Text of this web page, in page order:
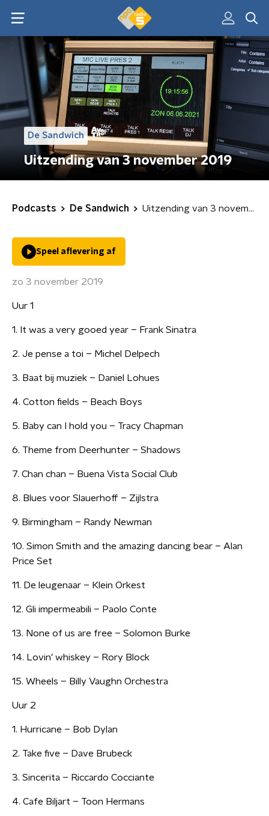
De Sandwich
Uitzending van 3 november 2019
Podcasts De Sandwich Uitzending van 3 november 2019
Speel aflevering af
zo 3 november 2019
Uur 1
1. It was a very gooed year – Frank Sinatra
2. Je pense a toi – Michel Delpech
3. Baat bij muziek – Daniel Lohues
4. Cotton fields – Beach Boys
5. Baby can I hold you – Tracy Chapman
6. Theme from Deerhunter – Shadows
7. Chan chan – Buena Vista Social Club
8. Blues voor Slauerhoff – Zijlstra
9. Birmingham – Randy Newman
10. Simon Smith and the amazing dancing bear – Alan
Price Set
11. De leugenaar – Klein Orkest
12. Gli impermeabili – Paolo Conte
13. None of us are free – Solomon Burke
14. Lovin’ whiskey – Rory Block
15. Wheels – Billy Vaughn Orchestra
Uur 2
1. Hurricane – Bob Dylan
2. Take five – Dave Brubeck
3. Sincerita – Riccardo Cocciante
4. Cafe Biljart – Toon Hermans